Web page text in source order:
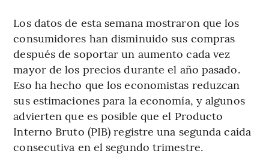
Los datos de esta semana mostraron que los
consumidores han disminuido sus compras
después de soportar un aumento cada vez
mayor de los precios durante el año pasado.
Eso ha hecho que los economistas reduzcan
sus estimaciones para la economía, y algunos
advierten que es posible que el Producto
Interno Bruto (PIB) registre una segunda caída
consecutiva en el segundo trimestre.